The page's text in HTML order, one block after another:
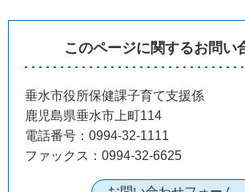
このページに関するお問い
垂水市役所保健課子育て支援係
鹿児島県垂水市上町114
電話番号：0994-32-1111
ファックス：0994-32-6625